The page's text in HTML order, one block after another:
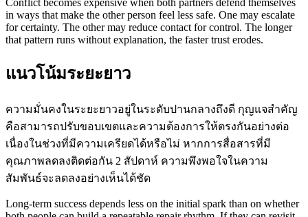
in ways that make the other person feel less safe. One may escalate
for certainty. The other may reduce contact for control. The longer
that pattern runs without explanation, the faster trust erodes.
แนวโน้มระยะยาว
ความมั่นคงในระยะยาวอยู่ในระดับปานกลางถึงดี กุญแจสำคัญ
คือสามารถปรับขอบเขตและความต้องการให้ตรงกันอย่างต่อ
เนื่องในช่วงที่มีความเครียดได้หรือไม่ หากการสื่อสารที่มี
คุณภาพลดลงติดต่อกัน 2 สัปดาห์ ความพึงพอใจในความ
สัมพันธ์จะลดลงอย่างเห็นได้ชัด
Long-term success depends less on the initial spark than on whether